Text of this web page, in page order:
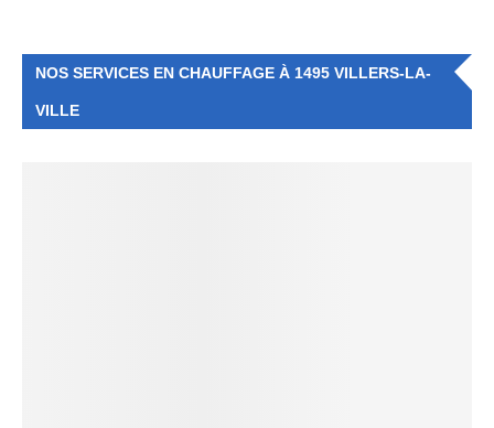
NOS SERVICES EN CHAUFFAGE À 1495 VILLERS-LA-
VILLE